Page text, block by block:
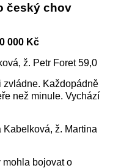
český chov
000 Kč
ž. Petr Foret 59,0
zvládne. Každopádně
než minule. Vychází
Kabelková, ž. Martina
mohla bojovat o